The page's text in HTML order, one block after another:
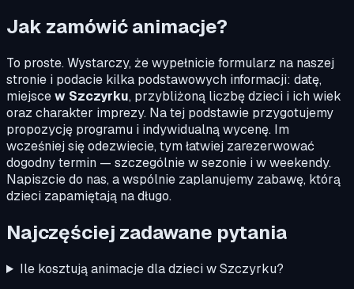
Jak zamówić animacje?
To proste. Wystarczy, że wypełnicie formularz na naszej
stronie i podacie kilka podstawowych informacji: datę,
miejscew Szczyrku, przybliżoną liczbę dzieci i ich wiek
oraz charakter imprezy. Na tej podstawie przygotujemy
propozycję programu i indywidualną wycenę. Im
wcześniej się odezwiecie, tym łatwiej zarezerwować
dogodny termin — szczególnie w sezonie i w weekendy.
Napiszcie do nas, a wspólnie zaplanujemy zabawę, którą
dzieci zapamiętają na długo.
Najczęściej zadawane pytania
Ile kosztują animacje dla dzieci w Szczyrku?